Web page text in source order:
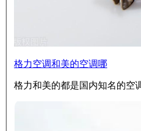
格力空调和美的空调哪
格力和美的都是国内知名的空